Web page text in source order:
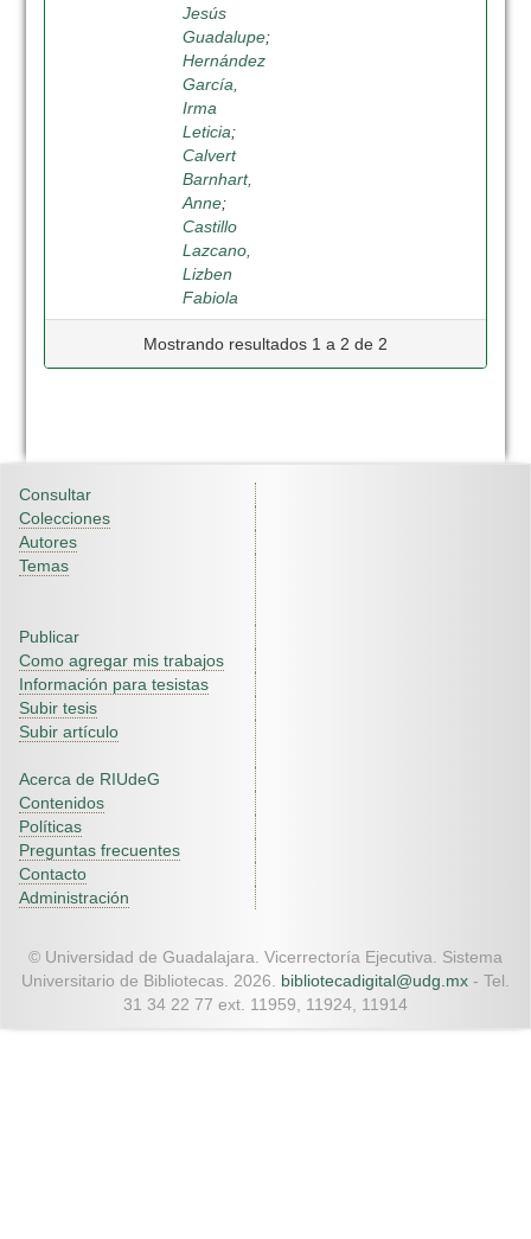
Jesús
Guadalupe;
Hernández
García,
Irma
Leticia;
Calvert
Barnhart,
Anne;
Castillo
Lazcano,
Lizben
Fabiola
Mostrando resultados 1 a 2 de 2
Consultar
Colecciones
Autores
Temas
Publicar
Como agregar mis trabajos
Información para tesistas
Subir tesis
Subir artículo
Acerca de RIUdeG
Contenidos
Políticas
Preguntas frecuentes
Contacto
Administración
© Universidad de Guadalajara. Vicerrectoría Ejecutiva. Sistema
Universitario de Bibliotecas. 2026. bibliotecadigital@udg.mx - Tel.
31 34 22 77 ext. 11959, 11924, 11914